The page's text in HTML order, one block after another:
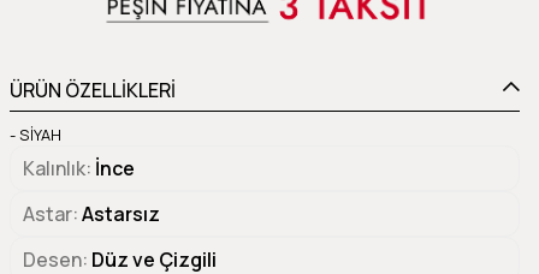
ÜRÜN ÖZELLİKLERİ
- SİYAH
Kalınlık İnce
Astar Astarsız
Desen Düz ve Çizgili